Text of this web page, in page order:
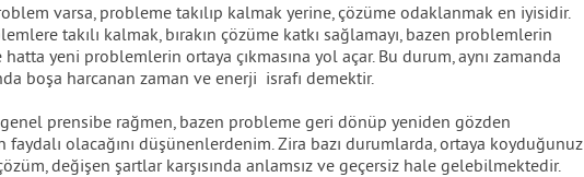
varsa, probleme takılıp kalmak yerine, çözüme odaklanmak en iyisidir.
takılı kalmak, bırakın çözüme katkı sağlamayı, bazen problemlerin
hatta yeni problemlerin ortaya çıkmasına yol açar. Bu durum, aynı zamanda
boşa harcanan zaman ve enerji israfı demektir.
prensibe rağmen, bazen probleme geri dönüp yeniden gözden
faydalı olacağını düşünenlerdenim. Zira bazı durumlarda, ortaya koyduğunuz
değişen şartlar karşısında anlamsız ve geçersiz hale gelebilmektedir.